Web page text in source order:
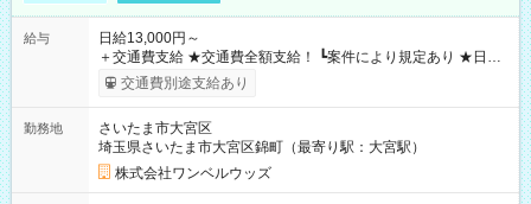
給与
日給13,000円～
＋交通費支給 ★交通費全額支給！ ┗案件により規定あり ★日払
いOK！（規定あり） ┗働いたその日に現金GET♪ お仕事後はコ
ンビニATMから 日払い分を引き落とせます！ 【試用期間】試
交通費別途支給あり
勤務地
さいたま市大宮区
埼玉県さいたま市大宮区錦町（最寄り駅：大宮駅）
株式会社ワンベルウッズ